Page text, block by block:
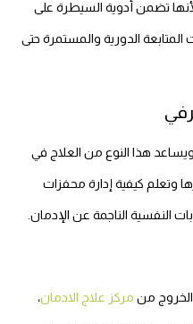
تضمن أدوية السيطرة على
الدورية والمستمرة حتى
ويساعد هذا النوع من العلاج في
وتعلم كيفية إدارة محفزات
النفسية الناجمة عن الإدمان.
من مركز علاج الادمان،